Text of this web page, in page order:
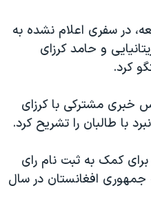
در سفری اعلام نشده به
و حامد کرزای
کرد.
خبری مشترکی با کرزای
با طالبان را تشریح کرد.
دلار برای کمک به ثبت نام رای
جمهوری افغانستان در سال